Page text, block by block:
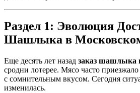
Раздел 1: Эволюция
Шашлыка в
Еще десять лет назад заказ шашлыка
сродни лотерее. Мясо часто
с сомнительным вкусом. Сегодня
изменилась.